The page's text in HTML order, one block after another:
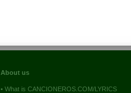
About us
• What is CANCIONEROS.COM/LYRICS